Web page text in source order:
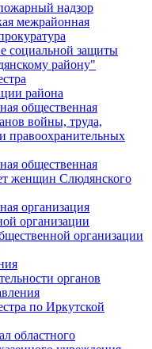
надзор
межрайонная
социальной защиты
району"
района
общественная
войны, труда,
правоохранительных
общественная
женщин Слюдянского
организация
организации
организации
органов
по Иркутской
областного